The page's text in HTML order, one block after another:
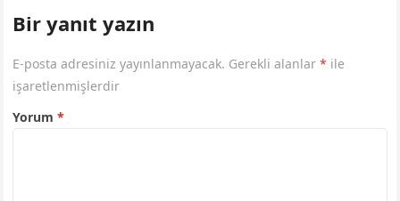
Bir yanıt yazın
E-posta adresiniz yayınlanmayacak. Gerekli alanlar* ile
işaretlenmişlerdir
Yorum*